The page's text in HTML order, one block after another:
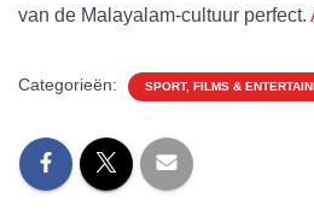
van de Malayalam-cultuur perfect.
Categorieën: SPORT, FILMS &